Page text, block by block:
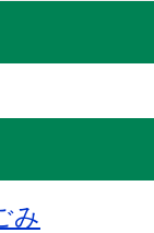
み